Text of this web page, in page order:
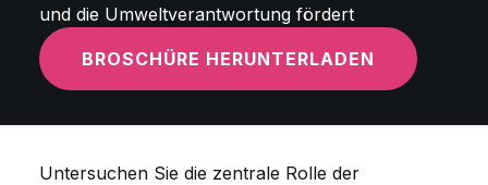
und die Umweltverantwortung fördert
BROSCHÜRE HERUNTERLADEN
Untersuchen Sie die zentrale Rolle der